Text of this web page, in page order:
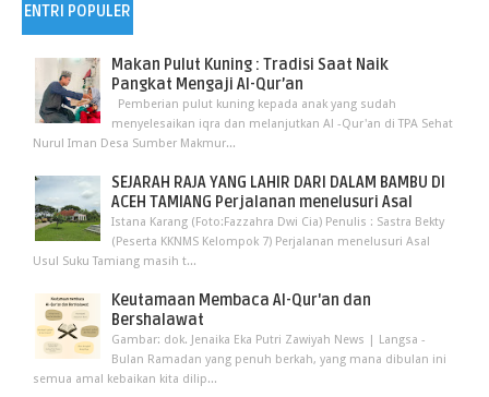
ENTRI POPULER
Makan Pulut Kuning : Tradisi Saat Naik
Pangkat Mengaji Al-Qur’an
Pemberian pulut kuning kepada anak yang sudah
menyelesaikan iqra dan melanjutkan Al -Qur'an di TPA Sehat
Nurul Iman Desa Sumber Makmur...
SEJARAH RAJA YANG LAHIR DARI DALAM BAMBU DI
ACEH TAMIANG Perjalanan menelusuri Asal
Istana Karang (Foto:Fazzahra Dwi Cia) Penulis : Sastra Bekty
(Peserta KKNMS Kelompok 7) Perjalanan menelusuri Asal
Usul Suku Tamiang masih t...
Keutamaan Membaca Al-Qur'an dan
Bershalawat
Gambar: dok. Jenaika Eka Putri Zawiyah News | Langsa -
Bulan Ramadan yang penuh berkah, yang mana dibulan ini
semua amal kebaikan kita dilip...